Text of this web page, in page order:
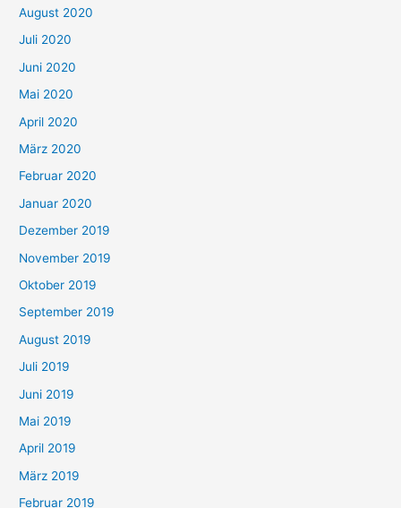
August 2020
Juli 2020
Juni 2020
Mai 2020
April 2020
März 2020
Februar 2020
Januar 2020
Dezember 2019
November 2019
Oktober 2019
September 2019
August 2019
Juli 2019
Juni 2019
Mai 2019
April 2019
März 2019
Februar 2019